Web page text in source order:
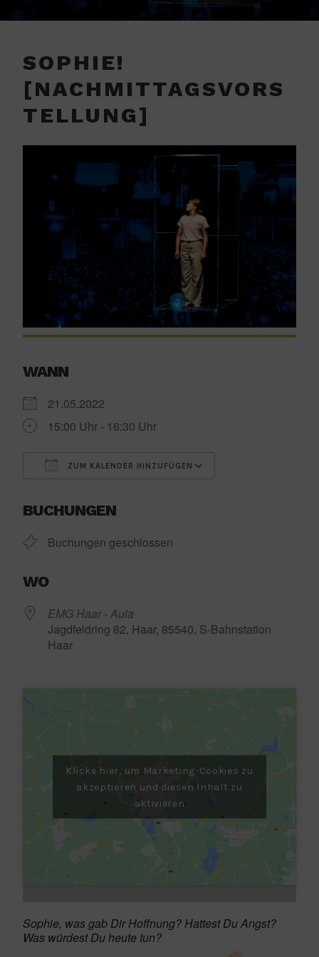
SOPHIE!
[NACHMITTAGSVORS
TELLUNG]
WANN
21.05.2022
15:00 Uhr - 16:30 Uhr
ZUM KALENDER HINZUFÜGEN
BUCHUNGEN
Buchungen geschlossen
WO
EMG Haar - Aula
Jagdfeldring 82, Haar, 85540, S-Bahnstation
Haar
Klicke hier, um Marketing-Cookies zu
akzeptieren und diesen Inhalt zu
aktivieren
Sophie, was gab Dir Hoffnung? Hattest Du Angst?
Was würdest Du heute tun?